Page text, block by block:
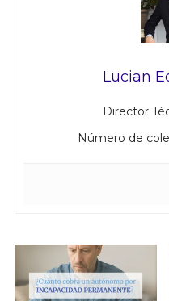
Lucian
Director
Número de